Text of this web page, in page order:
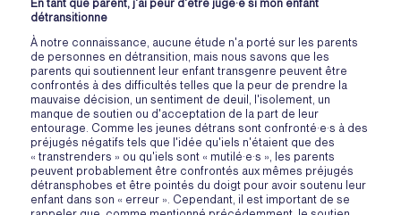
En tant que parent, j'ai peur d'être jugé·e si mon enfant
détransitionne
À notre connaissance, aucune étude n'a porté sur les parents
de personnes en détransition, mais nous savons que les
parents qui soutiennent leur enfant transgenre peuvent être
confrontés à des difficultés telles que la peur de prendre la
mauvaise décision, un sentiment de deuil, l'isolement, un
manque de soutien ou d'acceptation de la part de leur
entourage. Comme les jeunes détrans sont confronté·e·s à des
préjugés négatifs tels que l'idée qu'iels n'étaient que des
« transtrenders » ou qu'iels sont « mutilé·e·s », les parents
peuvent probablement être confrontés aux mêmes préjugés
détransphobes et être pointés du doigt pour avoir soutenu leur
enfant dans son « erreur ». Cependant, il est important de se